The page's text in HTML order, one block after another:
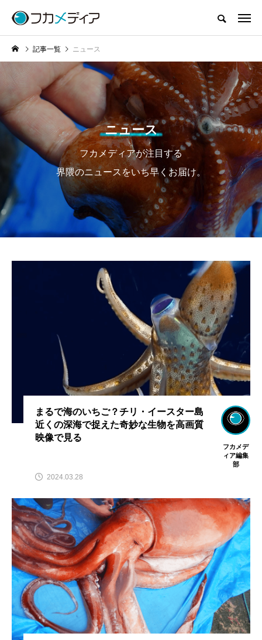
記事一覧 ニュース
ニュース
フカメディアが注目する
界隈のニュースをいち早くお届け。
まるで海のいちご？チリ・イースター島
近くの深海で捉えた奇妙な生物を高画質
映像で見る
フカメデ
ィア編集
部
2024.03.28